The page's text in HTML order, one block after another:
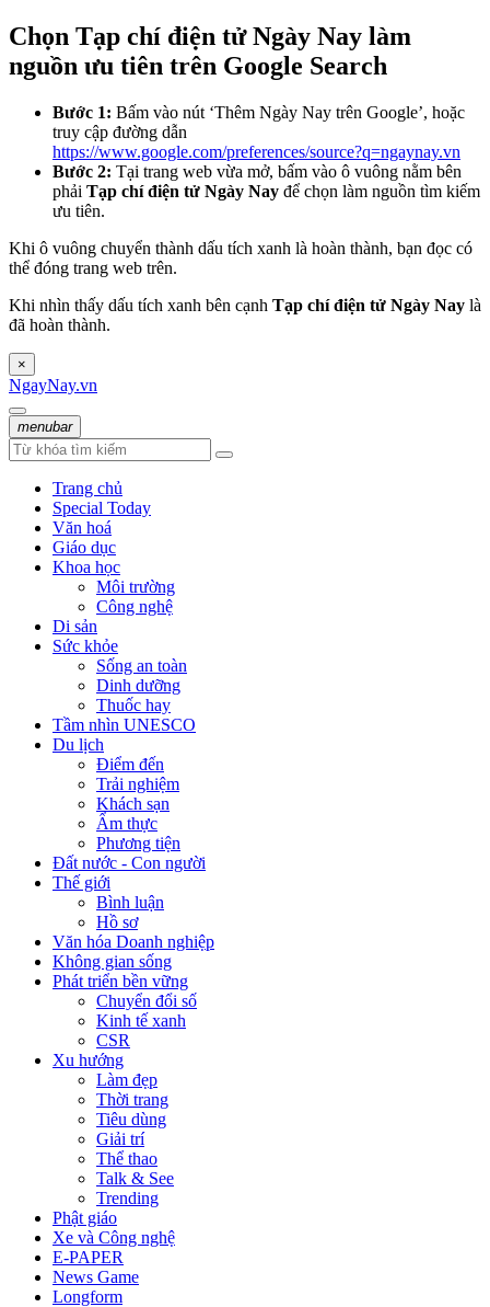
Chọn Tạp chí điện tử Ngày Nay làm
nguồn ưu tiên trên Google Search
Bước 1: Bấm vào nút ‘Thêm Ngày Nay trên Google’, hoặc
truy cập đường dẫn
https://www.google.com/preferences/source?q=ngaynay.vn
Bước 2: Tại trang web vừa mở, bấm vào ô vuông nằm bên
phải Tạp chí điện tử Ngày Nay để chọn làm nguồn tìm kiếm
ưu tiên.
Khi ô vuông chuyển thành dấu tích xanh là hoàn thành, bạn đọc có
thể đóng trang web trên.
Khi nhìn thấy dấu tích xanh bên cạnh Tạp chí điện tử Ngày Nay là
đã hoàn thành.
×
NgayNay.vn
menubar
Trang chủ
Special Today
Văn hoá
Giáo dục
Khoa học
Môi trường
Công nghệ
Di sản
Sức khỏe
Sống an toàn
Dinh dưỡng
Thuốc hay
Tầm nhìn UNESCO
Du lịch
Điểm đến
Trải nghiệm
Khách sạn
Ẩm thực
Phương tiện
Đất nước - Con người
Thế giới
Bình luận
Hồ sơ
Văn hóa Doanh nghiệp
Không gian sống
Phát triển bền vững
Chuyển đổi số
Kinh tế xanh
CSR
Xu hướng
Làm đẹp
Thời trang
Tiêu dùng
Giải trí
Thể thao
Talk & See
Trending
Phật giáo
Xe và Công nghệ
E-PAPER
News Game
Longform